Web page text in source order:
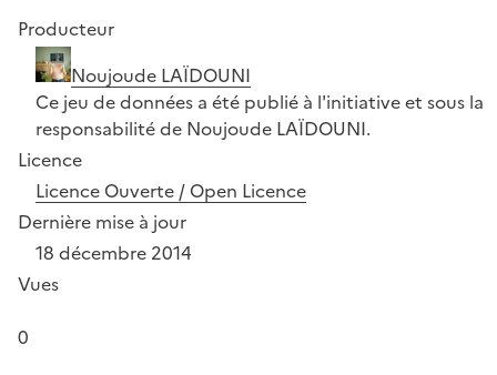
Producteur
Noujoude LAÏDOUNI
Ce jeu de données a été publié à l'initiative et sous la
responsabilité de Noujoude LAÏDOUNI.
Licence
Licence Ouverte / Open Licence
Dernière mise à jour
18 décembre 2014
Vues
0